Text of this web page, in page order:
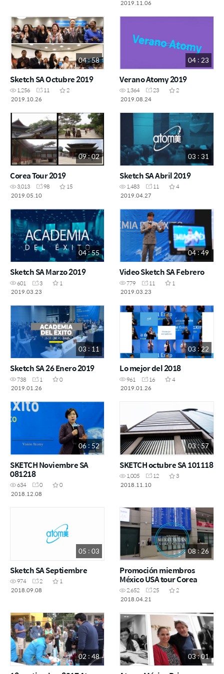
2019.11.06
04 : 58
Sketch SA Octubre 2019
1,256 11
2
2019.10.26
04 : 23
Verano Atomy 2019
1,364 23
2
2019.08.24
09 : 02
Corea Tour 2019
3,013 98
15
2019.05.10
03 : 31
Sketch SA Abril 2019
1,483 11
4
2019.04.27
04 : 55
Sketch SA Marzo 2019
601 3
1
2019.03.23
04 : 49
Video Sketch SA Febrero
779 11
1
2019.03.23
03 : 11
Sketch SA 26 Enero 2019
738 1
0
2019.01.26
03 : 22
Lo mejor del 2018
961 16
4
2019.01.26
06 : 52
SKETCH Noviembre SA
081218
634 0
0
2018.12.08
03 : 57
SKETCH octubre SA 101118
1,005 12
3
2018.11.10
05 : 03
Sketch SA Septiembre
974 2
1
2018.09.08
08 : 26
Promoción miembros
México USA tour Corea
2,652 25
2
2018.04.21
02 : 48 03 : 01